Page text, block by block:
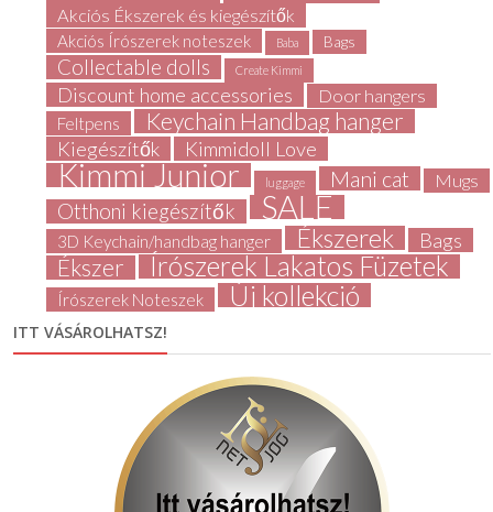
Akciós Ékszerek és kiegészítők
Akciós Írószerek noteszek Baba Bags
Collectable dolls Create Kimmi
Discount home accessories Door hangers
Feltpens Keychain Handbag hanger
Kiegészítők Kimmidoll Love
Kimmi Junior luggage Mani cat Mugs
Otthoni kiegészítők SALE
3D Keychain/handbag hanger Ékszerek Bags
Ékszer Írószerek Lakatos Füzetek
Írószerek Noteszek Új kollekció
ITT VÁSÁROLHATSZ!